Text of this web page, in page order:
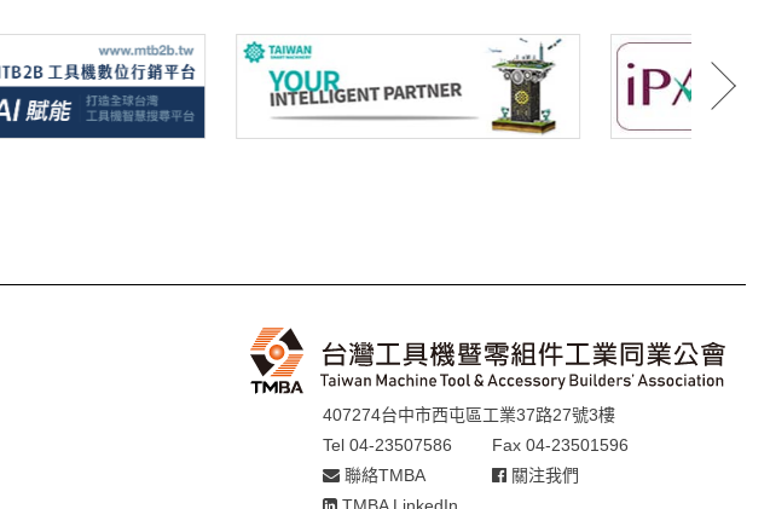
407274台中市西屯區工業37路27號3樓
Tel 04-23507586
Fax 04-23501596
聯絡TMBA
關注我們